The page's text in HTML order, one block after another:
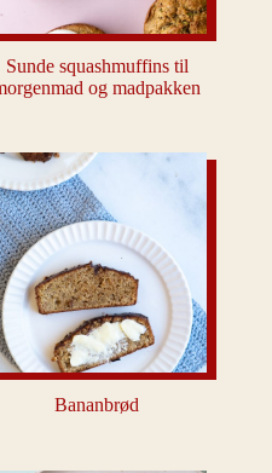
Sunde squashmuffins til
og madpakken
Bananbrød